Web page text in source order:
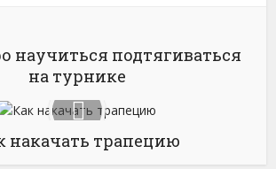
научиться подтягиваться
на турнике
накачать трапецию